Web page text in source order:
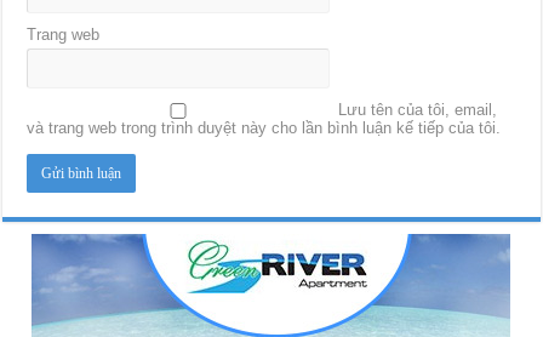
Trang web
Lưu tên của tôi, email,
và trang web trong trình duyệt này cho lần bình luận kế tiếp của tôi.